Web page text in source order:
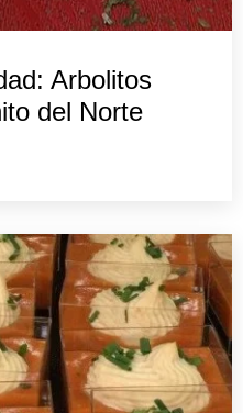
Arbolitos
del Norte